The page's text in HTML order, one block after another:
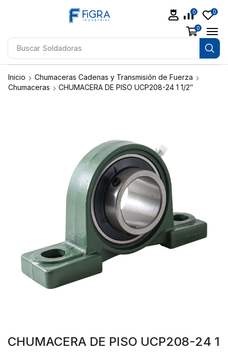
Buscar Soldadoras
0 0
0
Inicio
Chumaceras Cadenas y Transmisión de Fuerza
Chumaceras
CHUMACERA DE PISO UCP208-24 1 1/2″
CHUMACERA DE PISO UCP208-24 1